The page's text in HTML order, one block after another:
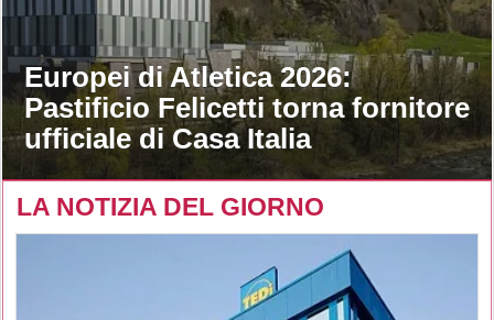
Europei di Atletica 2026:
Pastificio Felicetti torna fornitore
ufficiale di Casa Italia
LA NOTIZIA DEL GIORNO